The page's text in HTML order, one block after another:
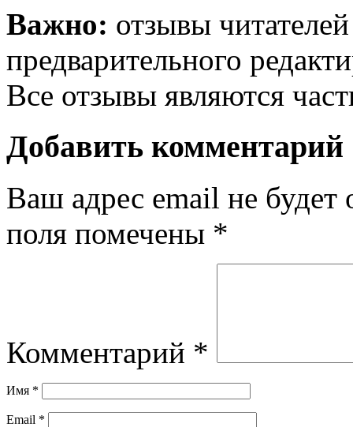
Важно: отзывы
предварительного
Все отзывы являются
Добавить комментарий
Ваш адрес email не будет
поля помечены *
Комментарий *
Имя *
Email *